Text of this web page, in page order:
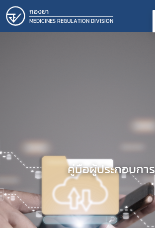
กองยา
MEDICINES REGULATION DIVISION
คู่มือผู้ประกอบการ